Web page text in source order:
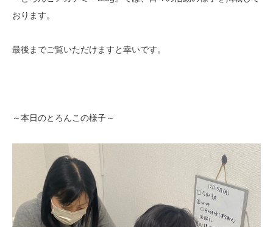
おります。
最後までご覧いただけますと幸いです。
～本日のとろんこの様子～